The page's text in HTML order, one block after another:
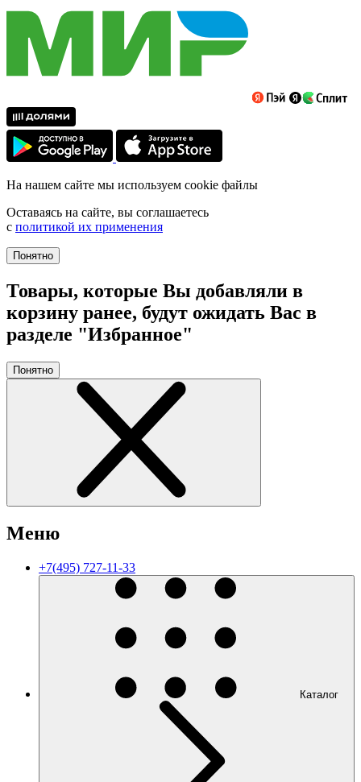
На нашем сайте мы используем cookie файлы
Оставаясь на сайте, вы соглашаетесь
с политикой их применения
Понятно
Товары, которые Вы добавляли в
корзину ранее, будут ожидать Вас в
разделе "Избранное"
Понятно
Меню
+7(495) 727-11-33
Каталог